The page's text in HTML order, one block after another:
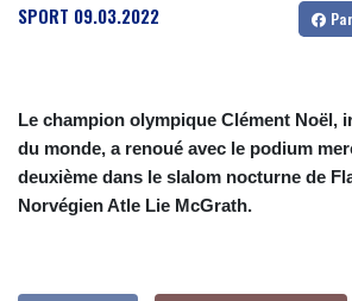
SPORT 09.03.2022
Le champion olympique Clément Noël,
du monde, a renoué avec le podium
deuxième dans le slalom nocturne de
Norvégien Atle Lie McGrath.